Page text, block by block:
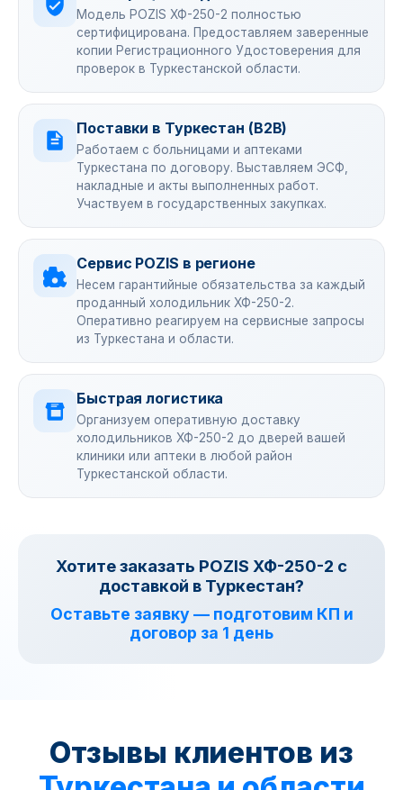
Модель POZIS ХФ-250-2 полностью
сертифицирована. Предоставляем заверенные
копии Регистрационного Удостоверения для
проверок в Туркестанской области.
Поставки в Туркестан (B2B)
Работаем с больницами и аптеками
Туркестана по договору. Выставляем ЭСФ,
накладные и акты выполненных работ.
Участвуем в государственных закупках.
Сервис POZIS в регионе
Несем гарантийные обязательства за каждый
проданный холодильник ХФ-250-2.
Оперативно реагируем на сервисные запросы
из Туркестана и области.
Быстрая логистика
Организуем оперативную доставку
холодильников ХФ-250-2 до дверей вашей
клиники или аптеки в любой район
Туркестанской области.
Хотите заказать POZIS ХФ-250-2 с
доставкой в Туркестан?
Оставьте заявку — подготовим КП и
договор за 1 день
Отзывы клиентов из